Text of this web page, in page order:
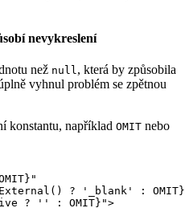
nevykreslení
než null, která by způsobila
vyhnul problém se zpětnou
konstantu, například OMIT nebo